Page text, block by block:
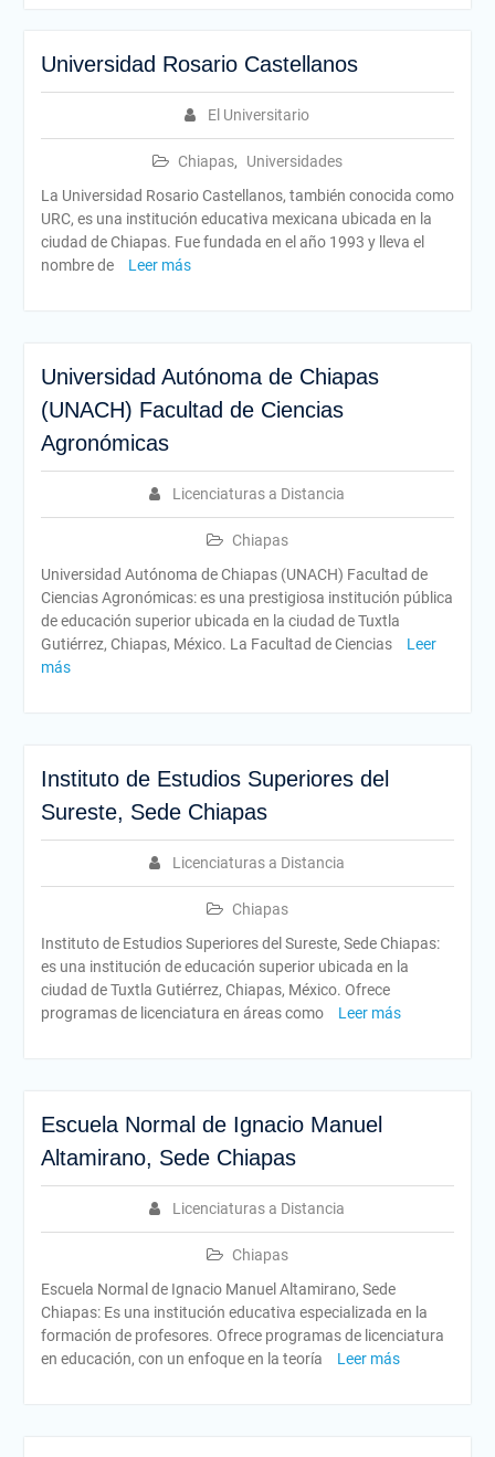
Universidad Rosario Castellanos
El Universitario
Chiapas,
Universidades
La Universidad Rosario Castellanos, también conocida como
URC, es una institución educativa mexicana ubicada en la
ciudad de Chiapas. Fue fundada en el año 1993 y lleva el
nombre de
Leer más
Universidad Autónoma de Chiapas
(UNACH) Facultad de Ciencias
Agronómicas
Licenciaturas a Distancia
Chiapas
Universidad Autónoma de Chiapas (UNACH) Facultad de
Ciencias Agronómicas: es una prestigiosa institución pública
de educación superior ubicada en la ciudad de Tuxtla
Gutiérrez, Chiapas, México. La Facultad de Ciencias
Leer
más
Instituto de Estudios Superiores del
Sureste, Sede Chiapas
Licenciaturas a Distancia
Chiapas
Instituto de Estudios Superiores del Sureste, Sede Chiapas:
es una institución de educación superior ubicada en la
ciudad de Tuxtla Gutiérrez, Chiapas, México. Ofrece
programas de licenciatura en áreas como
Leer más
Escuela Normal de Ignacio Manuel
Altamirano, Sede Chiapas
Licenciaturas a Distancia
Chiapas
Escuela Normal de Ignacio Manuel Altamirano, Sede
Chiapas: Es una institución educativa especializada en la
formación de profesores. Ofrece programas de licenciatura
en educación, con un enfoque en la teoría
Leer más